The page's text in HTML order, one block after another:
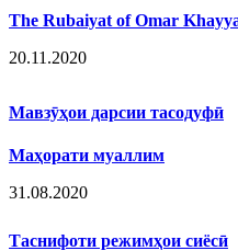
The Rubaiyat of Omar
20.11.2020
Мавзӯҳои дарсии тасодуфӣ
Маҳорати муаллим
31.08.2020
Таснифоти режимҳои сиёсӣ